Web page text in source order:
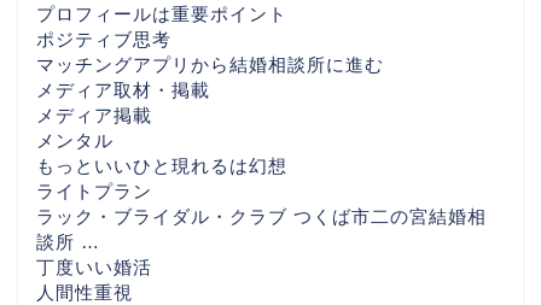
プロフィールは重要ポイント
ポジティブ思考
マッチングアプリから結婚相談所に進む
メディア取材・掲載
メディア掲載
メンタル
もっといいひと現れるは幻想
ライトプラン
ラック・ブライダル・クラブ つくば市二の宮結婚相
談所 …
丁度いい婚活
人間性重視